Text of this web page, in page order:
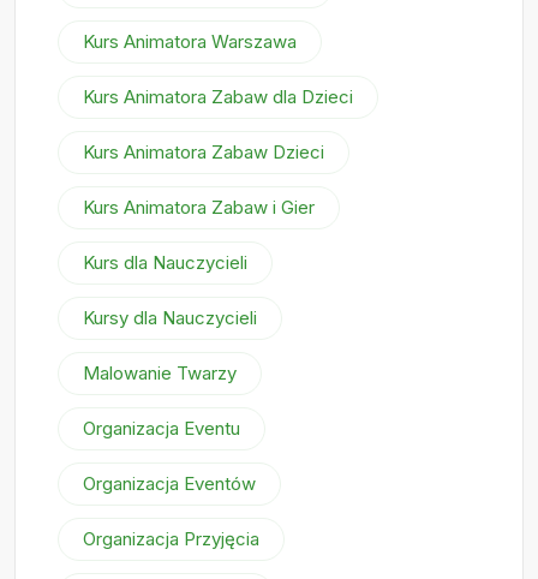
Kurs Animatora Warszawa
Kurs Animatora Zabaw dla Dzieci
Kurs Animatora Zabaw Dzieci
Kurs Animatora Zabaw i Gier
Kurs dla Nauczycieli
Kursy dla Nauczycieli
Malowanie Twarzy
Organizacja Eventu
Organizacja Eventów
Organizacja Przyjęcia